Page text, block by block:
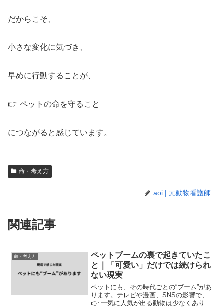
だからこそ、
小さな変化に気づき、
早めに行動することが、
👉 ペットの命を守ること
につながると感じています。
命・考え方
aoi | 元動物看護師
関連記事
命・考え方
ペットブームの裏で起きていたこ
と｜「可愛い」だけでは続けられ
ない現実
ペットにも、その時代ごとの“ブーム”があ
ります。テレビや漫画、SNSの影響で、
👉 一気に人気が出る動物は少なくありま